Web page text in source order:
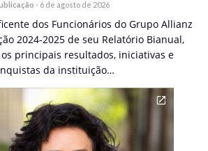
- 6 de agosto de 2026
dos Funcionários do Grupo Allianz
2024-2025 de seu Relatório Bianual,
principais resultados, iniciativas e
da instituição…